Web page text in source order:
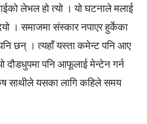
लेभल हो त्यो । यो घटनाले मलाई
। समाजमा संस्कार नपाएर हुर्केका
छन् । त्यहाँ यस्ता कमेन्ट पनि आए
दौडधुपमा पनि आफूलाई मेन्टेन गर्न
साथीले यसका लागि कहिले समय